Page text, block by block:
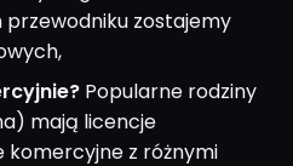
zostajemy
Popularne rodziny
mają licencje
komercyjne z różnymi